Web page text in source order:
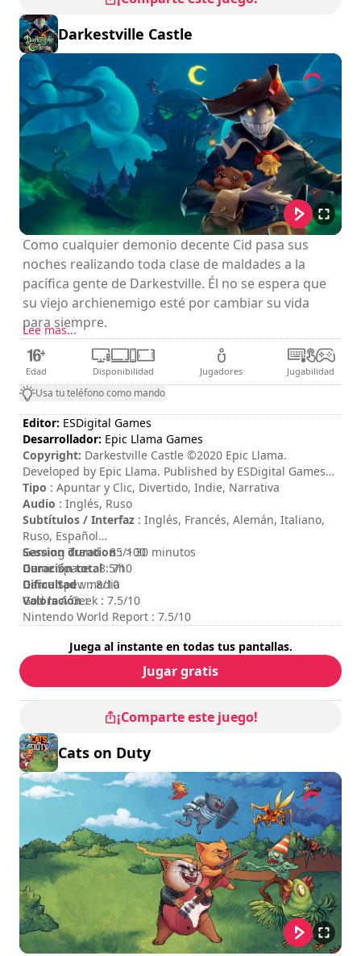
Darkestville Castle
Como cualquier demonio decente Cid pasa sus
noches realizando toda clase de maldades a la
pacífica gente de Darkestville. Él no se espera que
su viejo archienemigo esté por cambiar su vida
para siempre.
Lee mas...
Edad Disponibilidad Jugadores Jugabilidad
Usa tu teléfono como mando
Editor: ESDigital Games
Desarrollador: Epic Llama Games
Copyright: Darkestville Castle ©2020 Epic Llama.
Developed by Epic Llama. Published by ESDigital Games
Ltd. All rights reserved. Darkestville Castle, Epic Llama an
their respective logos are trademarks or registered
trademarks of Epic Llama. All other trademarks, logos and
copyrights are property of their respective owners.
Distributed by ESDigital Games Ltd. All rights reserved.
Tipo : Apuntar y Clic, Divertido, Indie, Narrativa
Audio : Inglés, Ruso
Subtítulos / Interfaz : Inglés, Francés, Alemán, Italiano,
Ruso, Español
Session duration: > 30 minutos
Duración total: 7h
Dificultad: media
Valoración:
Gaming Trend : 85/100
Game Space : 8.5/10
Game Spew : 8/10
God Is A Geek : 7.5/10
Nintendo World Report : 7.5/10
Juega al instante en todas tus pantallas.
Jugar gratis
¡Comparte este juego!
Cats on Duty